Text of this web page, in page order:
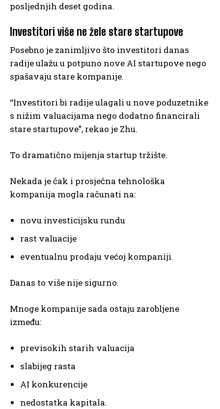
posljednjih deset godina.
Investitori više ne žele stare startupove
Posebno je zanimljivo što investitori danas
radije ulažu u potpuno nove AI startupove nego
spašavaju stare kompanije.
“Investitori bi radije ulagali u nove poduzetnike
s nižim valuacijama nego dodatno financirali
stare startupove”, rekao je Zhu.
To dramatično mijenja startup tržište.
Nekada je čak i prosječna tehnološka
kompanija mogla računati na:
novu investicijsku rundu
rast valuacije
eventualnu prodaju većoj kompaniji.
Danas to više nije sigurno.
Mnoge kompanije sada ostaju zarobljene
između:
previsokih starih valuacija
slabijeg rasta
AI konkurencije
nedostatka kapitala.